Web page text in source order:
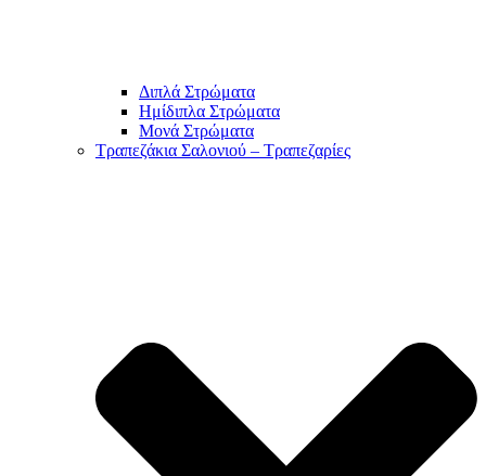
Διπλά Στρώματα
Ημίδιπλα Στρώματα
Μονά Στρώματα
Τραπεζάκια Σαλονιού – Τραπεζαρίες